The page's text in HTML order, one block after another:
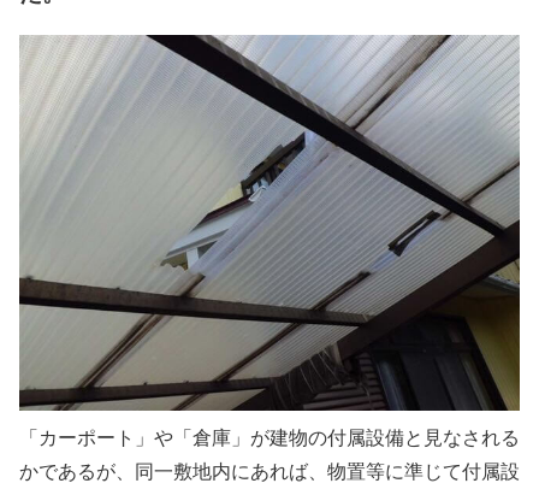
「カーポート」や「倉庫」が建物の付属設備と見なされる
かであるが、同一敷地内にあれば、物置等に準じて付属設